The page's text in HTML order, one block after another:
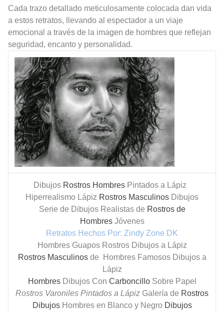
Cada trazo detallado meticulosamente colocada dan vida
a estos retratos, llevando al espectador a un viaje
emocional a través de la imagen de hombres que reflejan
seguridad, encanto y personalidad.
Dibujos Rostros Hombres Pintados a Lápiz
Hiperrealismo Lápiz Rostros Masculinos Dibujos
Serie de Dibujos Realistas de Rostros de
HombresJóvenes
Retratos Hechos Por: Zindy Zone DK
Hombres Guapos Rostros Dibujos a Lápiz
Rostros Masculinosde Hombres Famosos Dibujos a
Lápiz
HombresDibujos Con CarboncilloSobre Papel
Rostros Varoniles Pintados a Lápiz Galería de Rostros
DibujosHombres en Blanco y Negro Dibujos